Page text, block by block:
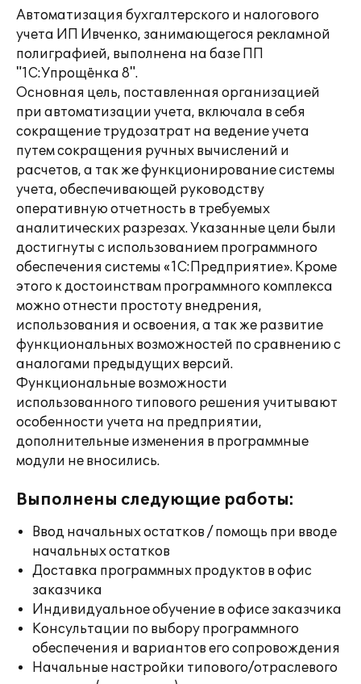
Автоматизация бухгалтерского и налогового
учета ИП Ивченко, занимающегося рекламной
полиграфией, выполнена на базе ПП
"1С:Упрощёнка 8".
Основная цель, поставленная организацией
при автоматизации учета, включала в себя
сокращение трудозатрат на ведение учета
путем сокращения ручных вычислений и
расчетов, а так же функционирование системы
учета, обеспечивающей руководству
оперативную отчетность в требуемых
аналитических разрезах. Указанные цели были
достигнуты с использованием программного
обеспечения системы «1С:Предприятие». Кроме
этого к достоинствам программного комплекса
можно отнести простоту внедрения,
использования и освоения, а так же развитие
функциональных возможностей по сравнению с
аналогами предыдущих версий.
Функциональные возможности
использованного типового решения учитывают
особенности учета на предприятии,
дополнительные изменения в программные
модули не вносились.
Выполнены следующие работы:
Ввод начальных остатков / помощь при вводе
начальных остатков
Доставка программных продуктов в офис
заказчика
Индивидуальное обучение в офисе заказчика
Консультации по выбору программного
обеспечения и вариантов его сопровождения
Начальные настройки типового/отраслевого